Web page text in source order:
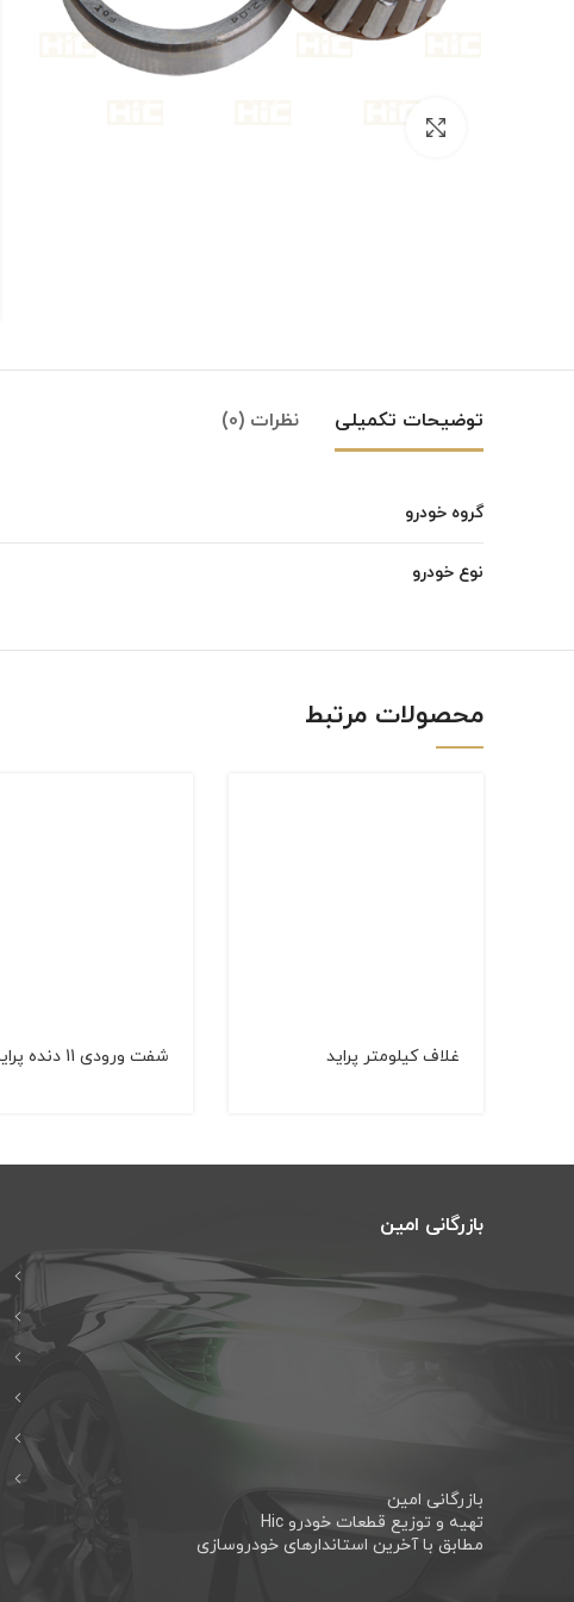
توضیحات تکمیلی نظرات (0)
گروه خودرو
نوع خودرو
محصولات مرتبط
غلاف کیلومتر پراید شفت ورودی 11 دنده پراید
بازرگانی امین
بازرگانی امین
تهیه و توزیع قطعات خودرو Hic
مطابق با آخرین استاندارهای خودروسازی